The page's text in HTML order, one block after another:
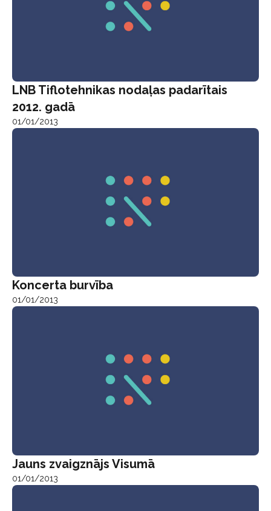
LNB Tiflotehnikas nodaļas padarītais
2012. gadā
01/01/2013
Koncerta burvība
01/01/2013
Jauns zvaigznājs Visumā
01/01/2013